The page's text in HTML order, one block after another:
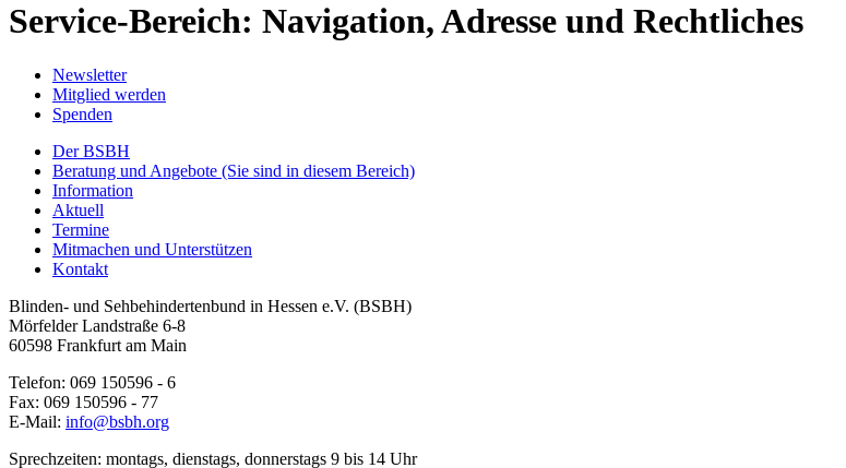
Service-Bereich: Navigation, Adresse und Rechtliches
Newsletter
Mitglied werden
Spenden
Der BSBH
Beratung und Angebote (Sie sind in diesem Bereich)
Information
Aktuell
Termine
Mitmachen und Unterstützen
Kontakt
Blinden- und Sehbehindertenbund in Hessen e.V. (BSBH)
Mörfelder Landstraße 6-8
60598 Frankfurt am Main
Telefon: 069 150596 - 6
Fax: 069 150596 - 77
E-Mail: info@bsbh.org
Sprechzeiten: montags, dienstags, donnerstags 9 bis 14 Uhr